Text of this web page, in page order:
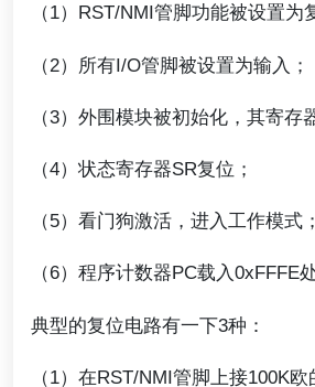
（1）RST/NMI管脚功能被设置为
（2）所有I/O管脚被设置为输入；
（3）外围模块被初始化，其寄存
（4）状态寄存器SR复位；
（5）看门狗激活，进入工作模式；
（6）程序计数器PC载入0xFFFE
典型的复位电路有一下3种：
（1）在RST/NMI管脚上接100K欧